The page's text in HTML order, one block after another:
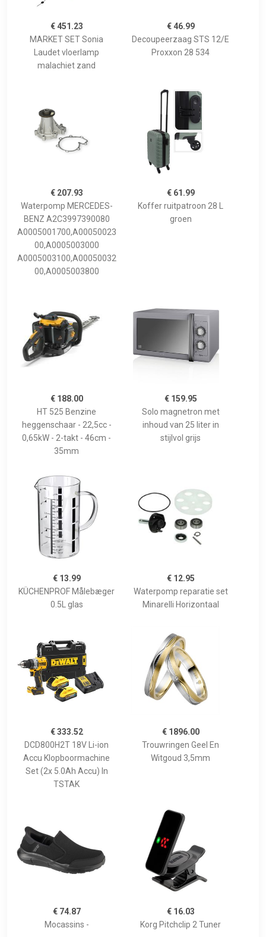
€ 451.23
MARKET SET Sonia
Laudet vloerlamp
malachiet zand
€ 46.99
Decoupeerzaag STS 12/E
Proxxon 28 534
€ 207.93
Waterpomp MERCEDES-
BENZ A2C3997390080
A0005001700,A00050023
00,A0005003000
A0005003100,A00050032
00,A0005003800
€ 61.99
Koffer ruitpatroon 28 L
groen
€ 188.00
HT 525 Benzine
heggenschaar - 22,5cc -
0,65kW - 2-takt - 46cm -
35mm
€ 159.95
Solo magnetron met
inhoud van 25 liter in
stijlvol grijs
€ 13.99
KÜCHENPROF Målebæger
0.5L glas
€ 12.95
Waterpomp reparatie set
Minarelli Horizontaal
€ 333.52
DCD800H2T 18V Li-ion
Accu Klopboormachine
Set (2x 5.0Ah Accu) In
TSTAK
€ 1896.00
Trouwringen Geel En
Witgoud 3,5mm
€ 74.87
Mocassins -
€ 16.03
Korg Pitchclip 2 Tuner